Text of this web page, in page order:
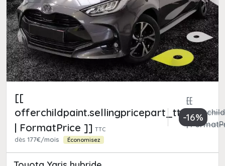
[[
offerchildpaint.sellingpricepart_ttc
| FormatPrice ]] TTC
[[
|
dès 177€/mois Économisez
-16%